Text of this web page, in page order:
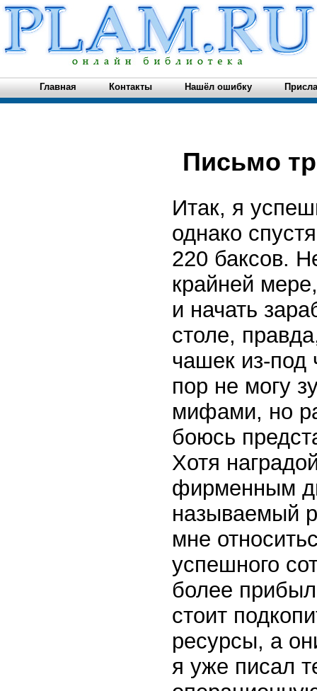
Главная Контакты Нашёл ошибку
Письмо
Итак, я
однако
220 баксов.
крайней
и начать
столе,
чашек из-под
пор не могу
мифами, но
боюсь
Хотя
фирменным
называемый
мне
успешного
более
стоит
ресурсы, а
я уже писал